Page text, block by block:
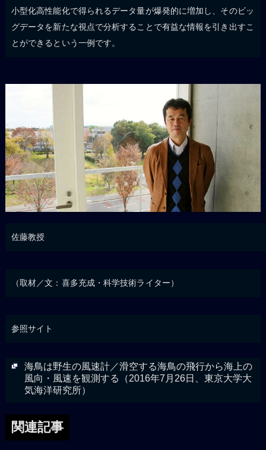
小型化高性能化で得られるデータ量が爆発的に増加し、そのビッ
グデータを新たな視点で分析することで有益な情報を引き出すこ
とができるという一例です。
佐藤教授
（取材／文：喜多充成・科学技術ライター）
参照サイト
海鳥は野生の風速計／滑空する海鳥の飛行から海上の
風向・風速を観測する（2016年7月26日、東京大学大
気海洋研究所）
関連記事